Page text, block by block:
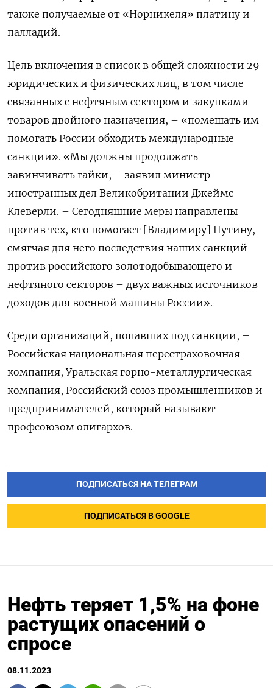
также получаемые от «Норникеля» платину и
палладий.
Цель включения в список в общей сложности 29
юридических и физических лиц, в том числе
связанных с нефтяным сектором и закупками
товаров двойного назначения, – «помешать им
помогать России обходить международные
санкции». «Мы должны продолжать
завинчивать гайки, – заявил министр
иностранных дел Великобритании Джеймс
Клеверли. – Сегодняшние меры направлены
против тех, кто помогает [Владимиру] Путину,
смягчая для него последствия наших санкций
против российского золотодобывающего и
нефтяного секторов – двух важных источников
доходов для военной машины России».
Среди организаций, попавших под санкции, –
Российская национальная перестраховочная
компания, Уральская горно-металлургическая
компания, Российский союз промышленников и
предпринимателей, который называют
профсоюзом олигархов.
ПОДПИСАТЬСЯ НА ТЕЛЕГРАМ
ПОДПИСАТЬСЯ В GOOGLE
Нефть теряет 1,5% на фоне
растущих опасений о
спросе
08.11.2023